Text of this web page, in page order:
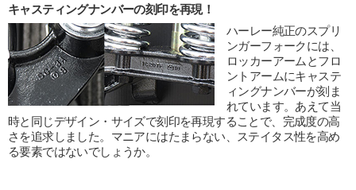
キャスティングナンバーの刻印を再現！
ハーレー純正のスプリ
ンガーフォークには、
ロッカーアームとフロ
ントアームにキャステ
ィングナンバーが刻ま
れています。あえて当
時と同じデザイン・サイズで刻印を再現することで、完成度の高
さを追求しました。マニアにはたまらない、ステイタス性を高め
る要素ではないでしょうか。